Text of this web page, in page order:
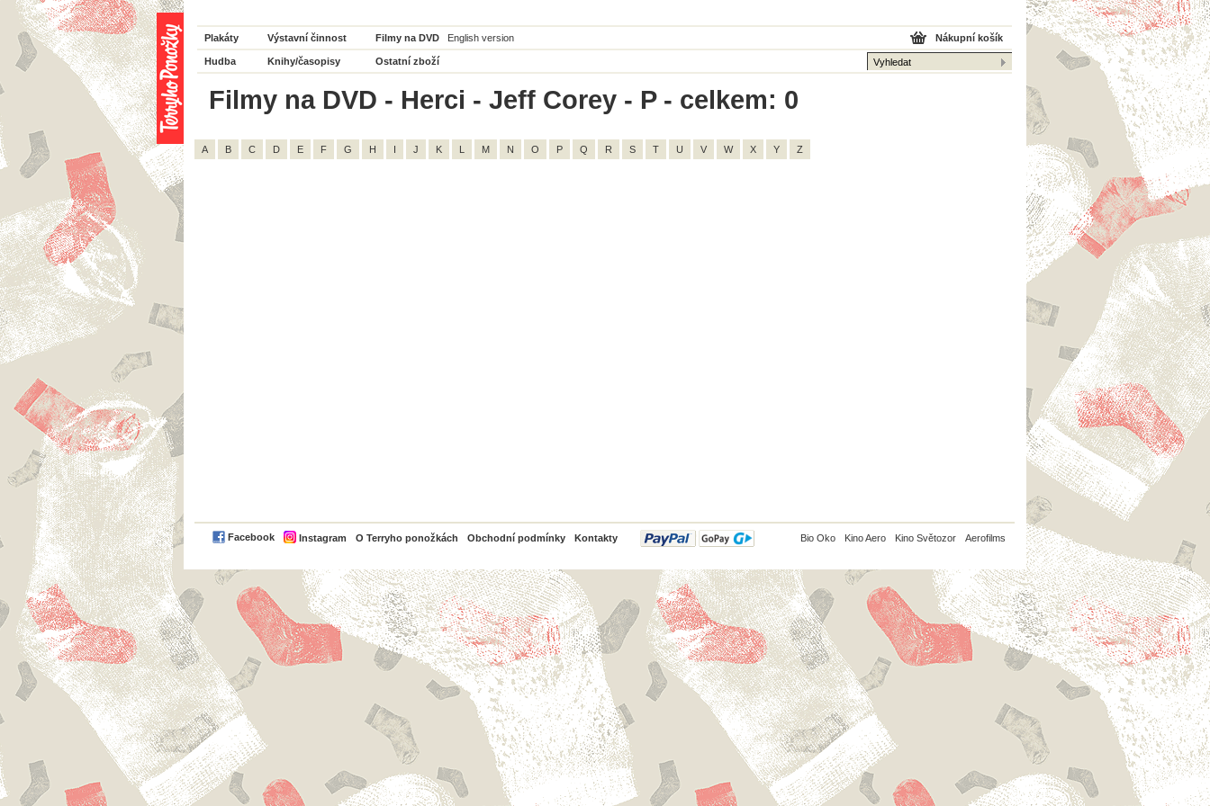
Plakáty Výstavní činnost Filmy na DVD English version
Hudba Knihy/časopisy Ostatní zboží
Nákupní košík
Filmy na DVD - Herci - Jeff Corey - P - celkem: 0
A B C D E F G H I J K L M N O P Q R S T U V W X Y Z
Facebook Instagram O Terryho ponožkách Obchodní podmínky Kontakty
PayPal Bio Oko Kino Aero Kino Světozor Aerofilms